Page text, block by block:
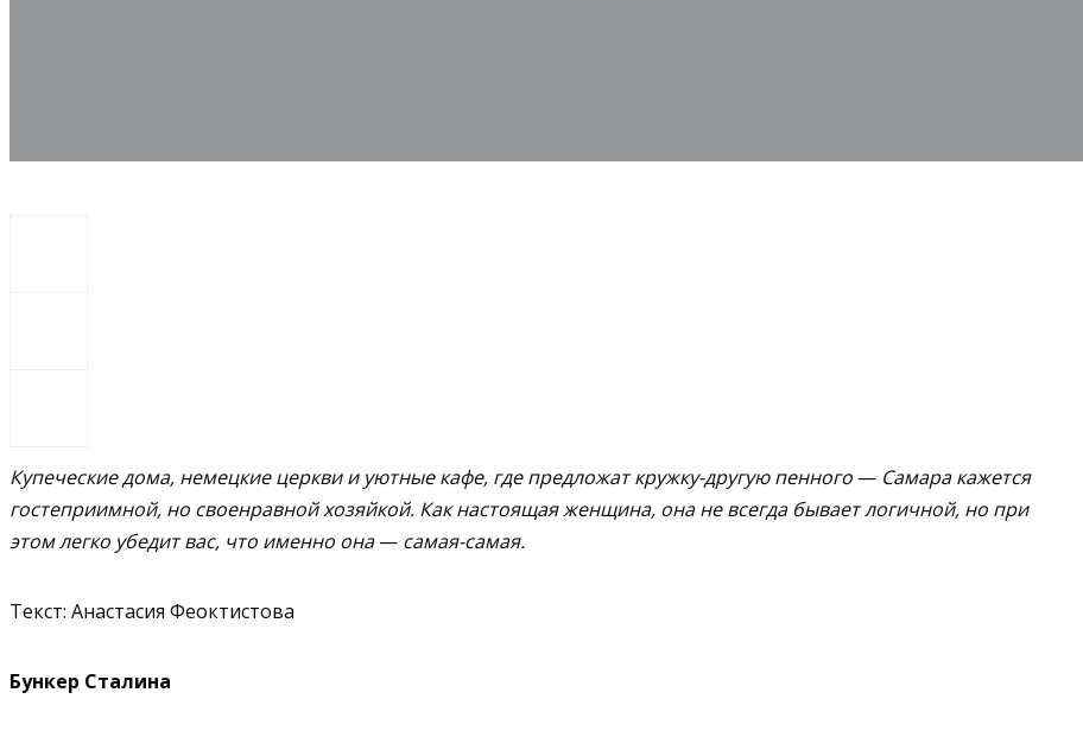
Купеческие дома, немецкие церкви и уютные кафе, где предложат кружку-другую пенного — Самара кажется
гостеприимной, но своенравной хозяйкой. Как настоящая женщина, она не всегда бывает логичной, но при
этом легко убедит вас, что именно она— самая-самая.
Текст: Анастасия Феоктистова
Бункер Сталина